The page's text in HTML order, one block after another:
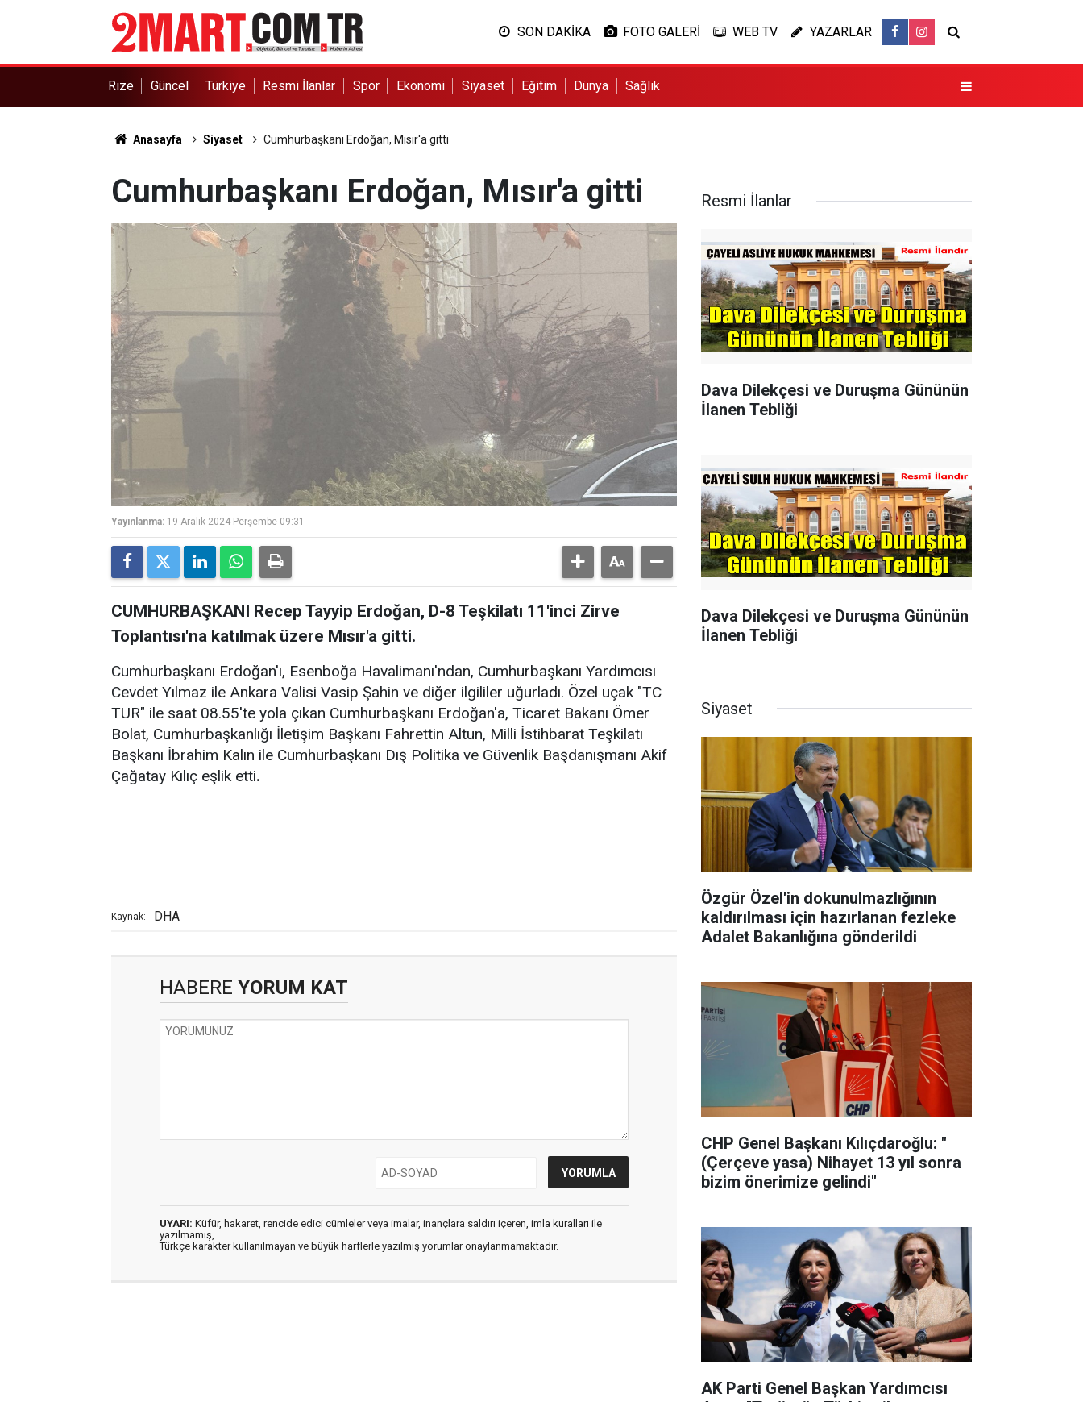
SON DAKİKA FOTO GALERİ WEB TV YAZARLAR
Rize Güncel Türkiye Resmi İlanlar Spor Ekonomi Siyaset Eğitim Dünya Sağlık
Anasayfa Siyaset Cumhurbaşkanı Erdoğan, Mısır'a gitti
Cumhurbaşkanı Erdoğan, Mısır'a gitti
Yayınlanma: 19 Aralık 2024 Perşembe 09:31
CUMHURBAŞKANI Recep Tayyip Erdoğan, D-8 Teşkilatı 11'inci Zirve
Toplantısı'na katılmak üzere Mısır'a gitti.
Cumhurbaşkanı Erdoğan'ı, Esenboğa Havalimanı'ndan, Cumhurbaşkanı Yardımcısı
Cevdet Yılmaz ile Ankara Valisi Vasip Şahin ve diğer ilgililer uğurladı. Özel uçak "TC
TUR" ile saat 08.55'te yola çıkan Cumhurbaşkanı Erdoğan'a, Ticaret Bakanı Ömer
Bolat, Cumhurbaşkanlığı İletişim Başkanı Fahrettin Altun, Milli İstihbarat Teşkilatı
Başkanı İbrahim Kalın ile Cumhurbaşkanı Dış Politika ve Güvenlik Başdanışmanı Akif
Çağatay Kılıç eşlik etti.
Kaynak: DHA
HABERE YORUM KAT
UYARI: Küfür, hakaret, rencide edici cümleler veya imalar, inançlara saldırı içeren, imla kuralları ile
yazılmamış,
Türkçe karakter kullanılmayan ve büyük harflerle yazılmış yorumlar onaylanmamaktadır.
Resmi İlanlar
Dava Dilekçesi ve Duruşma Gününün
İlanen Tebliği
Dava Dilekçesi ve Duruşma Gününün
İlanen Tebliği
Siyaset
Özgür Özel'in dokunulmazlığının
kaldırılması için hazırlanan fezleke
Adalet Bakanlığına gönderildi
CHP Genel Başkanı Kılıçdaroğlu: "
(Çerçeve yasa) Nihayet 13 yıl sonra
bizim önerimize gelindi"
AK Parti Genel Başkan Yardımcısı